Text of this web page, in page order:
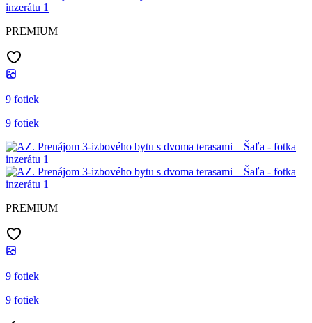
PREMIUM
9 fotiek
9 fotiek
PREMIUM
9 fotiek
9 fotiek